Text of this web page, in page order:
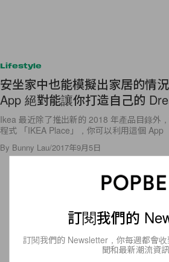
Lifestyle
安坐家中也能模擬出家居的情
App 絕對能讓你打造自己的
Ikea 最近除了推出新的 2018 年產品目錄外
程式 「IKEA Place」，你可以利用這個 App
By Bunny Lau/2017年9月5日
訂閱我們的
訂閱我們的 Newsletter，你每週都會
聞和最新潮流資訊